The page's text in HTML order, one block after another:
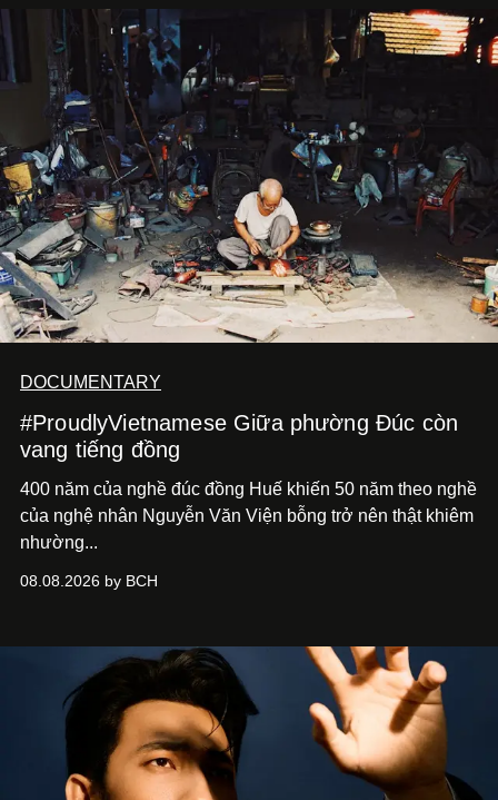
quán cà phê. Dưới đây là những mẫu nail được yêu thích
nhất của xu hướng này.
DOCUMENTARY
#ProudlyVietnamese Giữa phường Đúc còn
vang tiếng đồng
400 năm của nghề đúc đồng Huế khiến 50 năm theo nghề
của nghệ nhân Nguyễn Văn Viện bỗng trở nên thật khiêm
nhường...
08.08.2026 by BCH